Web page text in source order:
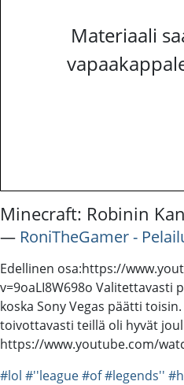
Materiaali
Minecraft: Robinin
― RoniTheGamer -
Edellinen osa:https://
v=9oaLI8W698o Valitettavasti
koska Sony Vegas päätti
toivottavasti teillä oli hyvät
https://www.youtube.com/
#lol #''league#of#legends''